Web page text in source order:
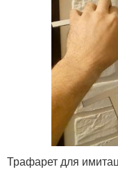
Трафарет для